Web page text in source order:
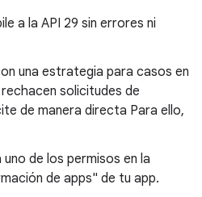
a la API 29 sin errores ni
una estrategia para casos en
solicitudes de
de manera directa Para ello,
de los permisos en la
de apps" de tu app.